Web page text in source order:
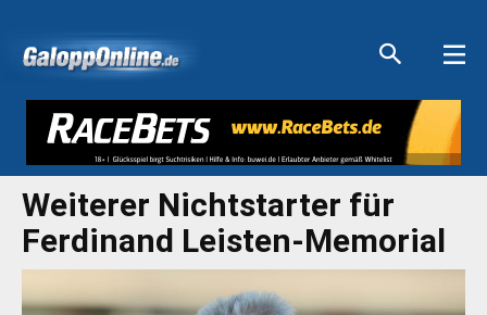
Weiterer Nichtstarter für
Ferdinand Leisten-Memorial